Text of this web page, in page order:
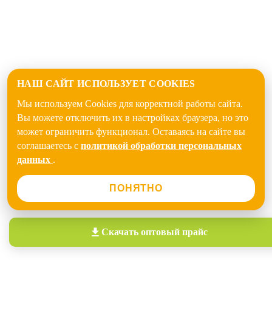
НАШ САЙТ ИСПОЛЬЗУЕТ COOKIES
Мы используем Cookies для корректной работы сайта.
Вы можете отключить их в настройках браузера, но это
может ограничить функционал. Оставаясь на сайте вы
соглашаетесь с политикой обработки персональных
данных .
ПОНЯТНО
Скачать оптовый прайс